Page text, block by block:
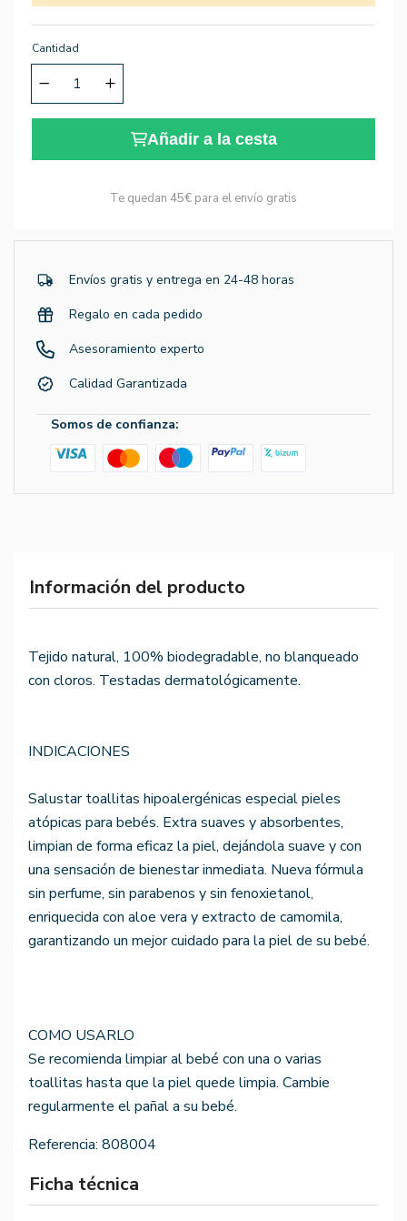
Cantidad
Añadir a la cesta
Te quedan 45€ para el envío gratis
Envíos gratis y entrega en 24-48 horas
Regalo en cada pedido
Asesoramiento experto
Calidad Garantizada
Somos de confianza:
Información del producto
Tejido natural, 100% biodegradable, no blanqueado
con cloros. Testadas dermatológicamente.
INDICACIONES
Salustar toallitas hipoalergénicas especial pieles
atópicas para bebés. Extra suaves y absorbentes,
limpian de forma eficaz la piel, dejándola suave y con
una sensación de bienestar inmediata. Nueva fórmula
sin perfume, sin parabenos y sin fenoxietanol,
enriquecida con aloe vera y extracto de camomila,
garantizando un mejor cuidado para la piel de su bebé.
COMO USARLO
Se recomienda limpiar al bebé con una o varias
toallitas hasta que la piel quede limpia. Cambie
regularmente el pañal a su bebé.
Referencia: 808004
Ficha técnica